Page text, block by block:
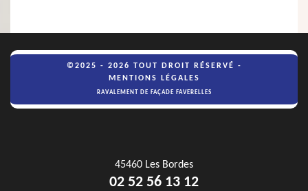
©2025 - 2026 TOUT DROIT RÉSERVÉ -
MENTIONS LÉGALES
RAVALEMENT DE FAÇADE FAVERELLES
45460 Les Bordes
02 52 56 13 12